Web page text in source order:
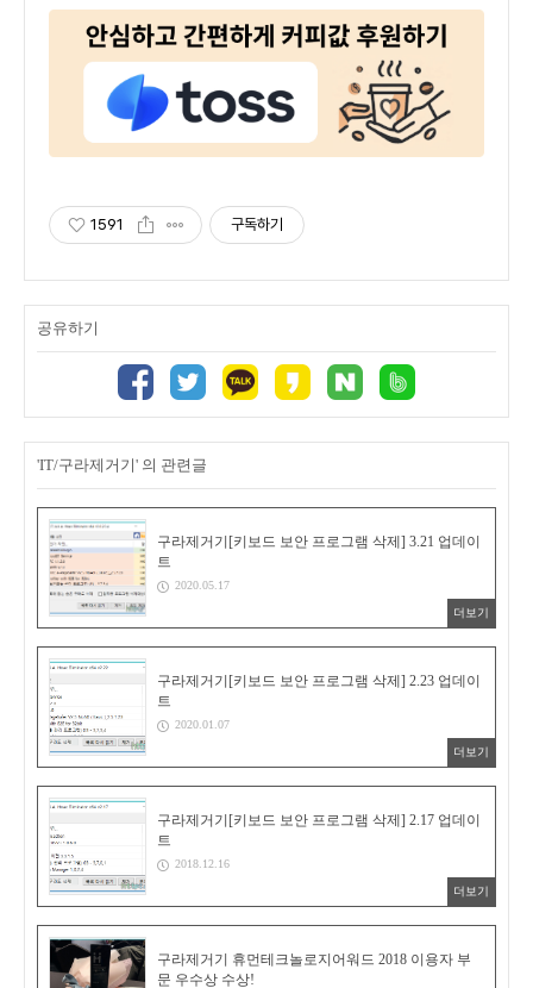
1591 구독하기
공유하기
'IT/구라제거기' 의 관련글
구라제거기[키보드 보안 프로그램 삭제] 3.21 업데이
트
2020.05.17
더보기
구라제거기[키보드 보안 프로그램 삭제] 2.23 업데이
트
2020.01.07
더보기
구라제거기[키보드 보안 프로그램 삭제] 2.17 업데이
트
2018.12.16
더보기
구라제거기 휴먼테크놀로지어워드 2018 이용자 부
문 우수상 수상!